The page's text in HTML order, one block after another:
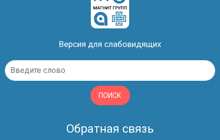
Версия для слабовидящих
ПОИСК
Обратная связь